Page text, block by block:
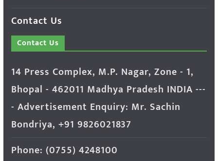
Contact Us
Contact Us
14 Press Complex, M.P. Nagar, Zone - 1,
Bhopal - 462011 Madhya Pradesh INDIA ---
- Advertisement Enquiry: Mr. Sachin
Bondriya, +91 9826021837
Phone: (0755) 4248100